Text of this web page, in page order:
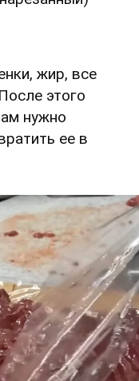
жир, все
этого
нужно
ее в